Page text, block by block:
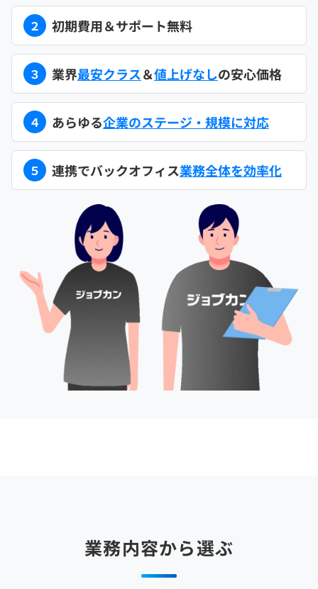
２ 初期費用＆サポート無料
３ 業界最安クラス＆値上げなしの安心価格
４ あらゆる企業のステージ・規模に対応
５ 連携でバックオフィス業務全体を効率化
業務内容から選ぶ